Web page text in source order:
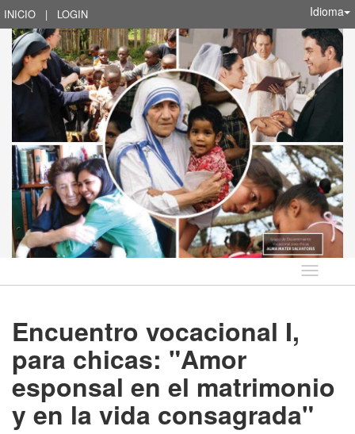
INICIO | LOGIN Idioma
Idioma
Encuentro vocacional I,
para chicas: "Amor
esponsal en el matrimonio
y en la vida consagrada"